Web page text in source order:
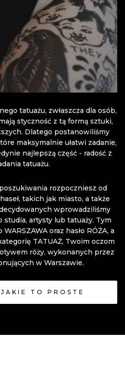
tatuażu, zwłaszcza dla osób,
styczność z tą formą sztuki,
Dlatego postanowiliśmy
maksymalnie ułatwi zadanie,
najlepszą część - radość z
tatuażu.
rozpoczniesz od
takich jak miasto, a także
wprowadziliśmy
studia, artysty lub tatuaży. Tym
oraz hasło RÓŻA, a
TATUAŻ, Twoim oczom
róży, wykonanych przez
w Warszawie.
TO PROSTE